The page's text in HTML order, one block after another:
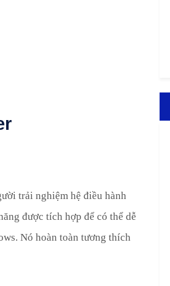
trải nghiệm hệ điều hành
được tích hợp để có thể dễ
Nó hoàn toàn tương thích